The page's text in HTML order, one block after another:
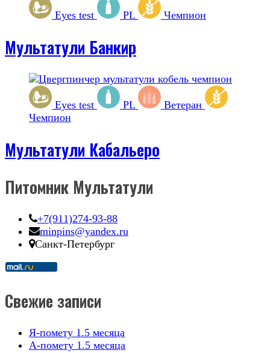
Eyes test PL Чемпион
Мультатули Банкир
Eyes test PL
Ветеран
Чемпион
Мультатули Кабальеро
Питомник Мультатули
+7(911)274-93-88
minpins@yandex.ru
Санкт-Петербург
Свежие записи
Я-помету 1.5 месяца
А-помету 1.5 месяца